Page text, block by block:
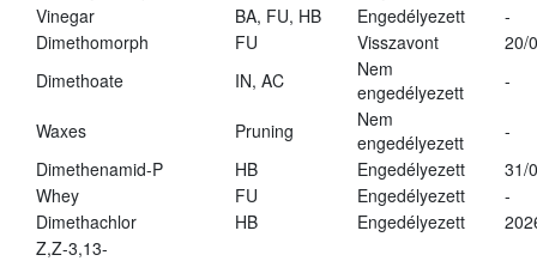
Vinegar
BA, FU, HB Engedélyezett
-
Dimethomorph
FU Visszavont
20/
Dimethoate
IN, AC
Nem
engedélyezett
-
Waxes Pruning
Nem
engedélyezett
-
Dimethenamid-P
HB Engedélyezett
31/
Whey
FU Engedélyezett
-
Dimethachlor
HB Engedélyezett
Z,Z-3,13-